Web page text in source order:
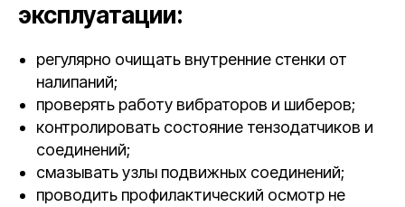
эксплуатации:
регулярно очищать внутренние стенки от
налипаний;
проверять работу вибраторов и шиберов;
контролировать состояние тензодатчиков и
соединений;
смазывать узлы подвижных соединений;
проводить профилактический осмотр не